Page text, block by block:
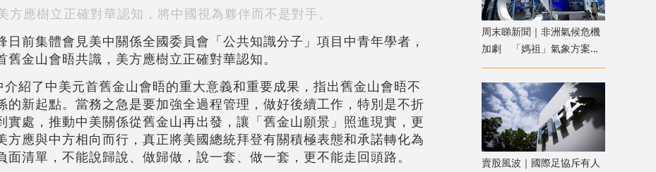
方應樹立正確對華認知，將中國視為夥伴而不是對手。
日前集體會見美中關係全國委員會「公共知識分子」項目中青年學者，
金山會晤共識，美方應樹立正確對華認知。
紹了中美元首舊金山會晤的重大意義和重要成果，指出舊金山會晤不
的新起點。當務之急是要加強全過程管理，做好後續工作，特別是不折
實處，推動中美關係從舊金山再出發，讓「舊金山願景」照進現實，更
方應與中方相向而行，真正將美國總統拜登有關積極表態和承諾轉化為
清單，不能說歸說、做歸做，說一套、做一套，更不能走回頭路。
周末睇新聞｜非洲氣候危機
加劇 「媽祖」氣象方案助
力提升防災韌性
賣股風波｜國際足協斥有人